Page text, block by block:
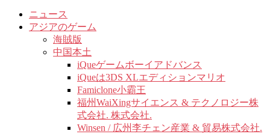
ニュース
アジアのゲーム
海賊版
中国本土
iQueゲームボーイアドバンス
iQueは3DS XLエディションマリオ
Famiclone小霸王
福州WaiXingサイエンス & テクノロジー株
式会社. 株式会社.
Winsen / 広州李チェン産業 & 貿易株式会社.